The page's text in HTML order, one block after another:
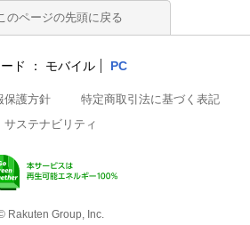
のページの先頭に戻る
ド モバイル PC
保護方針
特定商取引法に基づく表記
サステナビリティ
Rakuten Group, Inc.